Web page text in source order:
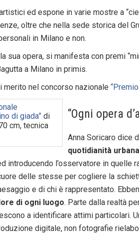
ed espone in varie mostre a
oltre che nella sede storica del
in Milano e non.
sua opera, si manifesta con premi
a Milano in primis.
merito nel concorso nazionale
di giada” di
cm, tecnica
“Ogni opera
Anna Soricaro dice
quotidianità urbana
introducendo l’osservatore in quelle
delle stesse per cogliere la
e di chi è rappresentato.
di ogni luogo. Parte dalla realtà
a identificare attimi particolari.
digitale, non fotografie